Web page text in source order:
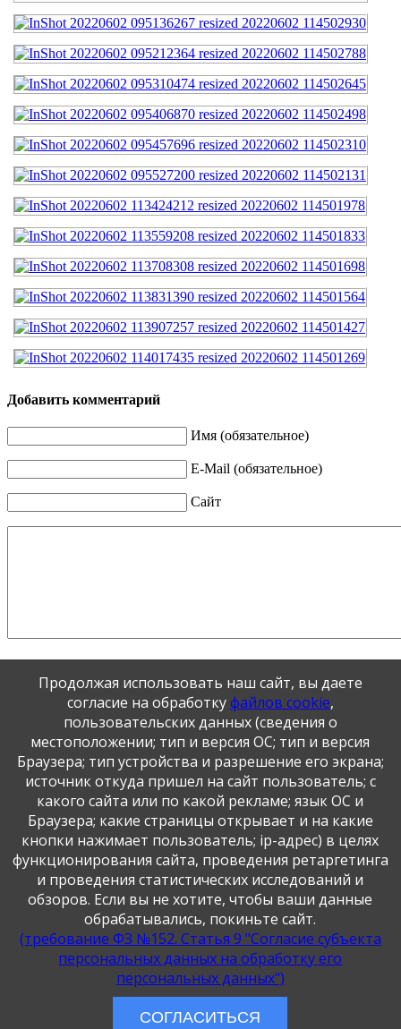
Добавить комментарий
Имя (обязательное)
E-Mail (обязательное)
Сайт
Отправить
JComments
Публикация персональных данных, в том числе
фотографий, производится в соответствии с
Федеральным законом от 27.07.2006 г. № 152-ФЗ " О
персональных данных", с согласия субъекта персональных
данных".
Продолжая использовать наш сайт, вы даете
согласие на обработкуфайлов cookie,
пользовательских данных (сведения о
местоположении; тип и версия ОС; тип и версия
Браузера; тип устройства и разрешение его экрана;
источник откуда пришел на сайт пользователь; с
какого сайта или по какой рекламе; язык ОС и
Браузера; какие страницы открывает и на какие
кнопки нажимает пользователь; ip-адрес) в целях
функционирования сайта, проведения ретаргетинга
и проведения статистических исследований и
обзоров. Если вы не хотите, чтобы ваши данные
обрабатывались, покиньте сайт.
(требование ФЗ №152. Статья 9 "Согласие субъекта
персональных данных на обработку его
персональных данных")
СОГЛАСИТЬСЯ